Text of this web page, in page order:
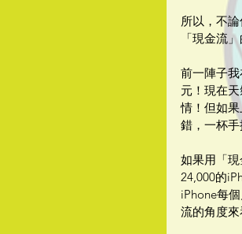
所以，不
「現金流
前一陣子
元！現在
情！但如
錯，一杯手
如果用「
24,000的
iPhone每
流的角度來